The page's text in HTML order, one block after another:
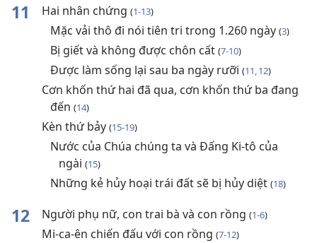
11 Hai nhân chứng (1-13)
Mặc vải thô đi nói tiên tri trong 1.260 ngày (3)
Bị giết và không được chôn cất (7-10)
Được làm sống lại sau ba ngày rưỡi (11, 12)
Cơn khốn thứ hai đã qua, cơn khốn thứ ba đang
đến (14)
Kèn thứ bảy (15-19)
Nước của Chúa chúng ta và Đấng Ki-tô của
ngài (15)
Những kẻ hủy hoại trái đất sẽ bị hủy diệt (18)
12 Người phụ nữ, con trai bà và con rồng (1-6)
Mi-ca-ên chiến đấu với con rồng (7-12)